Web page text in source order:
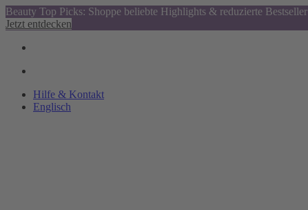
Beauty Top Picks: Shoppe beliebte Highlights & reduzierte Bestseller
Jetzt entdecken
Hilfe & Kontakt
Englisch